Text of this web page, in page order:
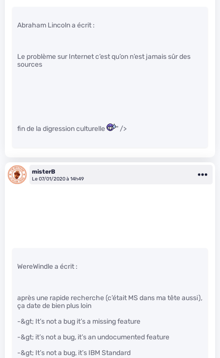
Abraham Lincoln a écrit :
Le problème sur Internet c’est qu’on n’est jamais sûr des
sources
fin de la digression culturelle " />
misterB
Le 07/01/2020 à 14h49
WereWindle a écrit :
après une rapide recherche (c’était MS dans ma tête aussi),
ça date de bien plus loin
-&gt; It’s not a bug it’s a missing feature
-&gt; it’s not a bug, it’s an undocumented feature
-&gt; It’s not a bug, it’s IBM Standard